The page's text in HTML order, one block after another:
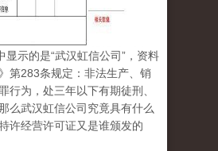
显示的是“武汉虹信公司”，资料
第283条规定：非法生产、销
行为，处三年以下有期徒刑、
么武汉虹信公司究竟具有什么
许经营许可证又是谁颁发的